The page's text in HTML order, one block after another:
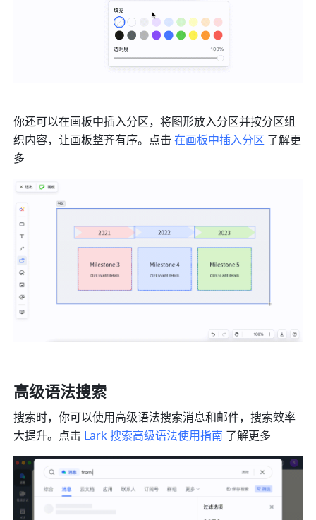
你还可以在画板中插入分区，将图形放入分区并按分区组
织内容，让画板整齐有序。点击 在画板中插入分区 了解更
多
高级语法搜索
搜索时，你可以使用高级语法搜索消息和邮件，搜索效率
大提升。点击 Lark 搜索高级语法使用指南 了解更多